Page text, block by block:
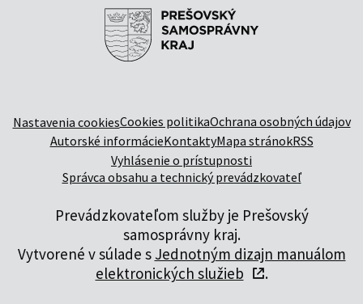
Nastavenia cookiesCookies politikaOchrana osobných údajov
Autorské informácieKontaktyMapa stránokRSS
Vyhlásenie o prístupnosti
Správca obsahu a technický prevádzkovateľ
Prevádzkovateľom služby je Prešovský
samosprávny kraj.
Vytvorené v súlade s Jednotným dizajn manuálom
elektronických služieb
.